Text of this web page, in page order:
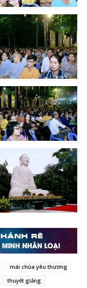
mái chùa yêu thương
thuyết giảng